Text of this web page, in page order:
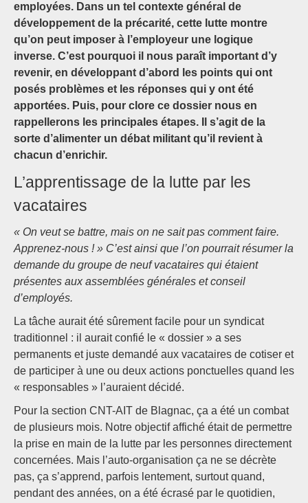
employées. Dans un tel contexte général de
développement de la précarité, cette lutte montre
qu’on peut imposer à l’employeur une logique
inverse. C’est pourquoi il nous paraît important d’y
revenir, en développant d’abord les points qui ont
posés problèmes et les réponses qui y ont été
apportées. Puis, pour clore ce dossier nous en
rappellerons les principales étapes. Il s’agit de la
sorte d’alimenter un débat militant qu’il revient à
chacun d’enrichir.
L’apprentissage de la lutte par les
vacataires
« On veut se battre, mais on ne sait pas comment faire.
Apprenez-nous ! » C’est ainsi que l’on pourrait résumer la
demande du groupe de neuf vacataires qui étaient
présentes aux assemblées générales et conseil
d’employés.
La tâche aurait été sûrement facile pour un syndicat
traditionnel : il aurait confié le « dossier » a ses
permanents et juste demandé aux vacataires de cotiser et
de participer à une ou deux actions ponctuelles quand les
« responsables » l’auraient décidé.
Pour la section CNT-AIT de Blagnac, ça a été un combat
de plusieurs mois. Notre objectif affiché était de permettre
la prise en main de la lutte par les personnes directement
concernées. Mais l’auto-organisation ça ne se décrète
pas, ça s’apprend, parfois lentement, surtout quand,
pendant des années, on a été écrasé par le quotidien,